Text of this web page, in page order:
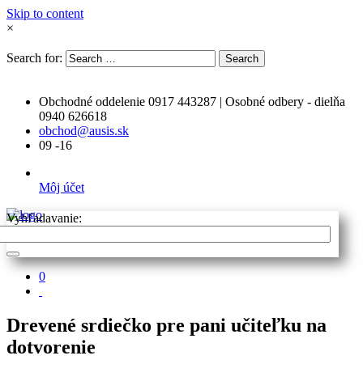
Skip to content
×
Search for: Search
Obchodné oddelenie 0917 443287 | Osobné odbery - dielňa
0940 626618
obchod@ausis.sk
09 -16
Môj účet
Vyhľadavanie:
0
Drevené srdiečko pre pani učiteľku na
dotvorenie